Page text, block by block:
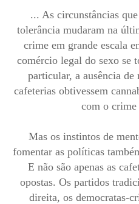
... As circunstâncias
tolerância mudaram na
crime em grande escala
comércio legal do sexo se
particular, a ausência de
cafeterias obtivessem
com o crime
Mas os instintos de
fomentar as políticas
E não são apenas as
opostas. Os partidos
direita, os democratas-